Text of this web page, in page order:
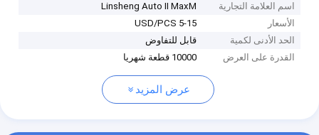
اسم العلامة التجارية
Linsheng Auto II MaxM
الأسعار
5-15 USD/PCS
الحد الأدنى لكمية
قابل للتفاوض
القدرة على العرض
10000 قطعة شهريا
عرض المزيد